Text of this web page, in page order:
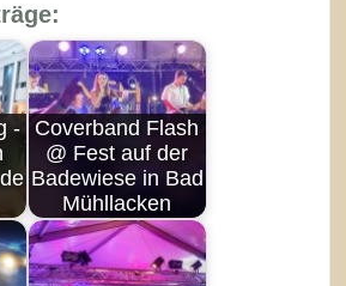
-
Coverband Flash
@ Fest auf der
Badewiese in Bad
Mühllacken